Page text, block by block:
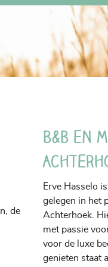
de
B&B en
Erve Hasselo
gelegen in het
Achterhoek.
met passie
voor de luxe
genieten staat